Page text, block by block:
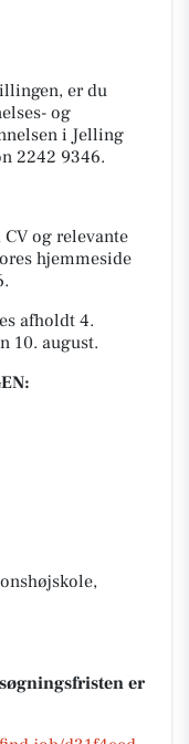
er du
og
i Jelling
2242 9346.
og relevante
hjemmeside
afholdt 4.
10. august.
er